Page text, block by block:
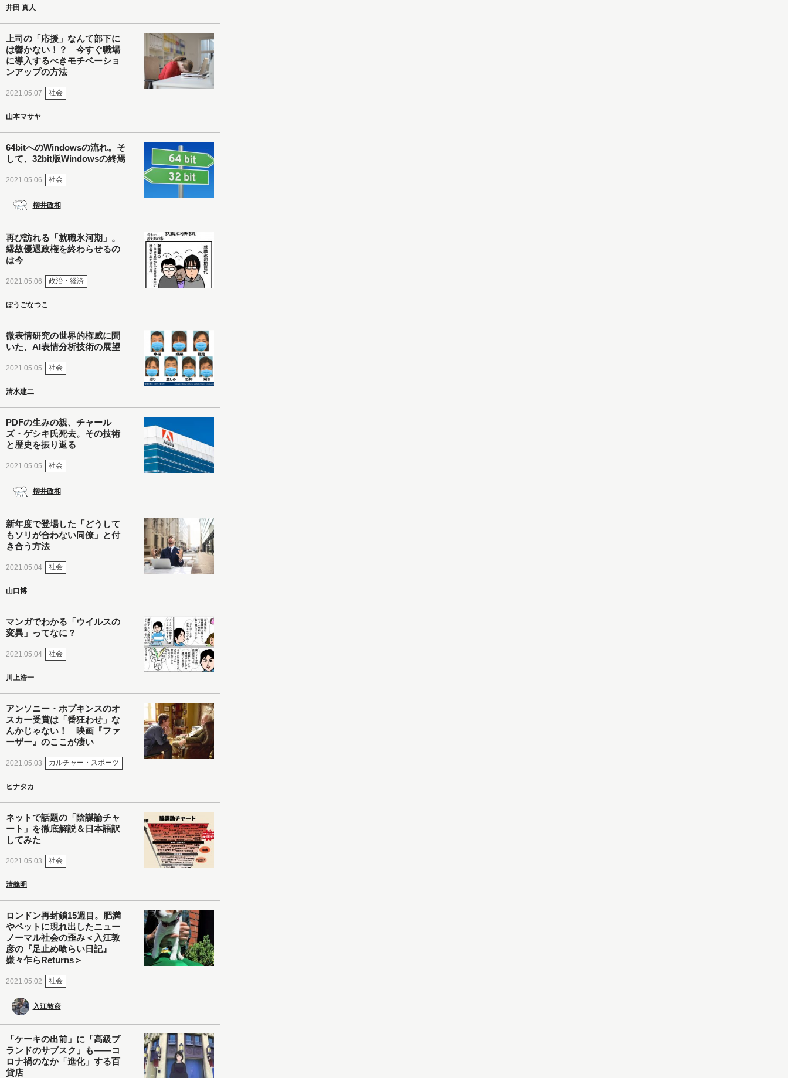
井田 真人
上司の「応援」なんて部下に
は響かない！？ 今すぐ職場
に導入するべきモチベーショ
ンアップの方法
2021.05.07 社会
山本マサヤ
64bitへのWindowsの流れ。そ
して、32bit版Windowsの終焉
2021.05.06 社会
柳井政和
再び訪れる「就職氷河期」。
縁故優遇政権を終わらせるの
は今
2021.05.06 政治・経済
ぼうごなつこ
微表情研究の世界的権威に聞
いた、AI表情分析技術の展望
2021.05.05 社会
清水建二
PDFの生みの親、チャール
ズ・ゲシキ氏死去。その技術
と歴史を振り返る
2021.05.05 社会
柳井政和
新年度で登場した「どうして
もソリが合わない同僚」と付
き合う方法
2021.05.04 社会
山口博
マンガでわかる「ウイルスの
変異」ってなに？
2021.05.04 社会
川上浩一
アンソニー・ホプキンスのオ
スカー受賞は「番狂わせ」な
んかじゃない！ 映画『ファ
ーザー』のここが凄い
2021.05.03 カルチャー・スポーツ
ヒナタカ
ネットで話題の「陰謀論チャ
ート」を徹底解説＆日本語訳
してみた
2021.05.03 社会
清義明
ロンドン再封鎖15週目。肥満
やペットに現れ出したニュー
ノーマル社会の歪み＜入江敦
彦の『足止め喰らい日記』
嫌々乍らReturns＞
2021.05.02 社会
入江敦彦
「ケーキの出前」に「高級ブ
ランドのサブスク」も――コ
ロナ禍のなか「進化」する百
貨店